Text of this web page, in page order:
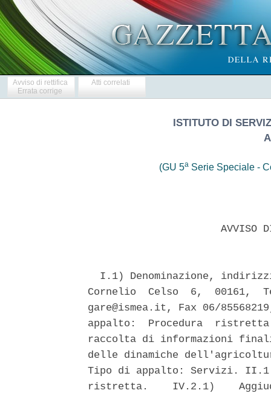
Avviso di rettifica
Errata corrige
Atti correlati
ISTITUTO DI
(GU 5a Serie Speciale -
AVVISO
I.1) Denominazione,
Cornelio  Celso  6,  00161,
gare@ismea.it, Fax 06/
appalto:  Procedura
raccolta di informazioni
delle dinamiche
Tipo di appalto: Servizi.
ristretta.    IV.2.1)